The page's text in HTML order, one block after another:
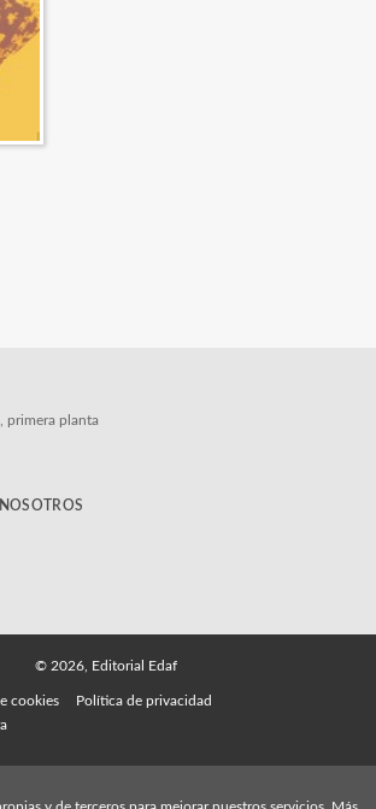
primera planta
© 2026, Editorial Edaf
cookies
Política de privacidad